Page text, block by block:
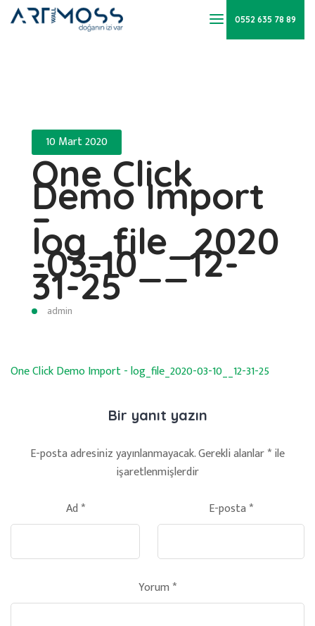
0552 635 78 89
10 Mart 2020
One Click
Demo Import
–
log_file_2020
-03-10__12-
31-25
admin
One Click Demo Import - log_file_2020-03-10__12-31-25
Bir yanıt yazın
E-posta adresiniz yayınlanmayacak.Gerekli alanlar*ile
işaretlenmişlerdir
Ad* E-posta*
Yorum*